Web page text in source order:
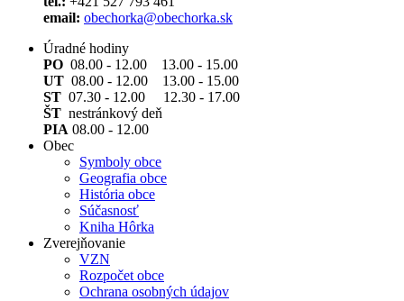
email: obechorka@obechorka.sk
Úradné hodiny
PO 08.00 - 12.00 13.00 - 15.00
UT 08.00 - 12.00 13.00 - 15.00
ST 07.30 - 12.00 12.30 - 17.00
ŠT nestránkový deň
PIA 08.00 - 12.00
Obec
Symboly obce
Geografia obce
História obce
Súčasnosť
Kniha Hôrka
Zverejňovanie
VZN
Rozpočet obce
Ochrana osobných údajov